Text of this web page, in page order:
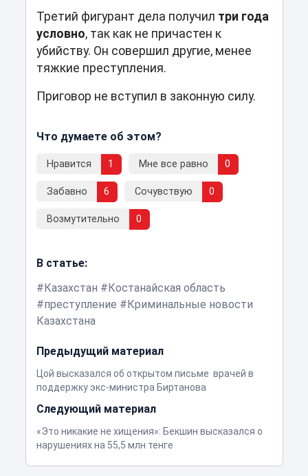
Третий фигурант дела получил три года
условно, так как не причастен к
убийству. Он совершил другие, менее
тяжкие преступления.
Приговор не вступил в законную силу.
Что думаете об этом?
Нравится 1 Мне все равно 0
Забавно 6 Сочувствую 0
Возмутительно 0
В статье:
Казахстан
Костанайская область
преступление
Криминальные новости
Казахстана
Предыдущий материал
Цой высказался об открытом письме врачей в
поддержку экс-министра Биртанова
Следующий материал
«Это никакие не хищения»: Бекшин высказался о
нарушениях на 55,5 млн тенге